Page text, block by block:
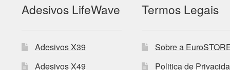
Adesivos LifeWave
Adesivos X39
Adesivos X49
Termos Legais
Sobre a
Politica de